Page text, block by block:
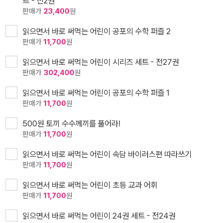
판매가 23,400원
읽으면서 바로 써먹는 어린이 공포의 수학 퍼즐 2
판매가 11,700원
읽으면서 바로 써먹는 어린이 시리즈 세트 - 전27권
판매가 302,400원
읽으면서 바로 써먹는 어린이 공포의 수학 퍼즐 1
판매가 11,700원
500원 토끼 수수께끼를 풀어라!
판매가 11,700원
읽으면서 바로 써먹는 어린이 속담 바이러스편 따라쓰기
판매가 11,700원
읽으면서 바로 써먹는 어린이 초등 교과 어휘
판매가 11,700원
읽으면서 바로 써먹는 어린이 24권 세트 - 전24권